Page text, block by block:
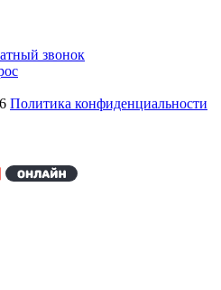
звонок
Политика конфиденциальности